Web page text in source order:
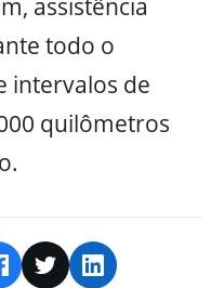
assistência
todo o
intervalos de
quilômetros